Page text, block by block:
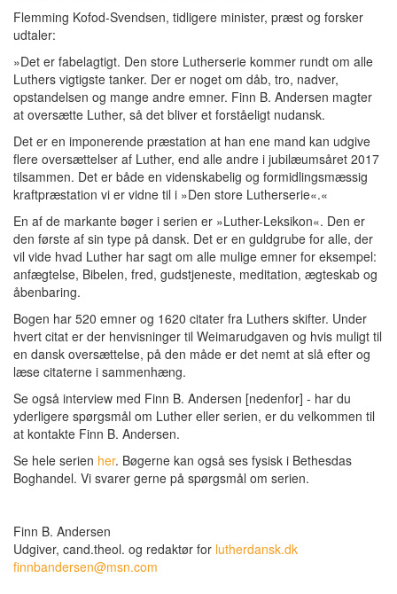
Flemming Kofod-Svendsen, tidligere minister, præst og forsker
udtaler:
»Det er fabelagtigt. Den store Lutherserie kommer rundt om alle
Luthers vigtigste tanker. Der er noget om dåb, tro, nadver,
opstandelsen og mange andre emner. Finn B. Andersen magter
at oversætte Luther, så det bliver et forståeligt nudansk.
Det er en imponerende præstation at han ene mand kan udgive
flere oversættelser af Luther, end alle andre i jubilæumsåret 2017
tilsammen. Det er både en videnskabelig og formidlingsmæssig
kraftpræstation vi er vidne til i »Den store Lutherserie«.«
En af de markante bøger i serien er »Luther-Leksikon«. Den er
den første af sin type på dansk. Det er en guldgrube for alle, der
vil vide hvad Luther har sagt om alle mulige emner for eksempel:
anfægtelse, Bibelen, fred, gudstjeneste, meditation, ægteskab og
åbenbaring.
Bogen har 520 emner og 1620 citater fra Luthers skifter. Under
hvert citat er der henvisninger til Weimarudgaven og hvis muligt til
en dansk oversættelse, på den måde er det nemt at slå efter og
læse citaterne i sammenhæng.
Se også interview med Finn B. Andersen [nedenfor] - har du
yderligere spørgsmål om Luther eller serien, er du velkommen til
at kontakte Finn B. Andersen.
Se hele serien her. Bøgerne kan også ses fysisk i Bethesdas
Boghandel. Vi svarer gerne på spørgsmål om serien.
Finn B. Andersen
Udgiver, cand.theol. og redaktør for lutherdansk.dk
finnbandersen@msn.com